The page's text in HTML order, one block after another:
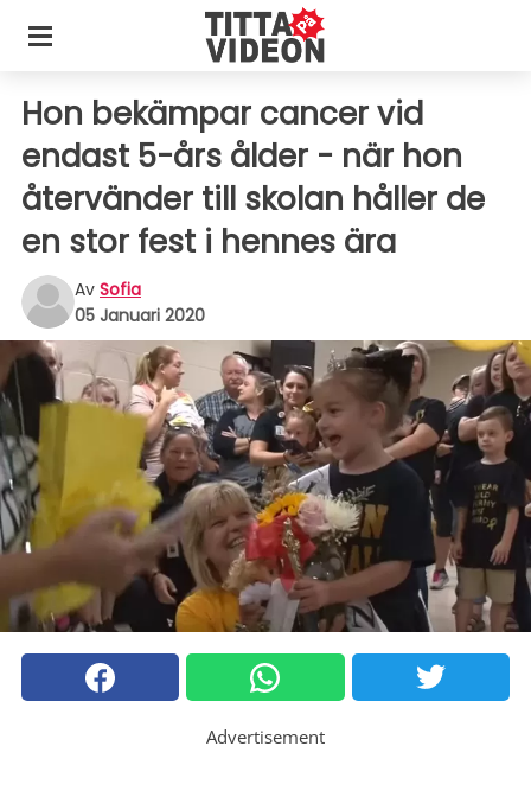
Hon bekämpar cancer vid
endast 5-års ålder - när hon
återvänder till skolan håller de
en stor fest i hennes ära
Av Sofia
05 Januari 2020
Advertisement